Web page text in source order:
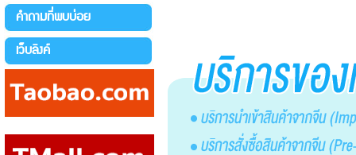
คำถามที่พบบ่อย
เว็บลิงค์